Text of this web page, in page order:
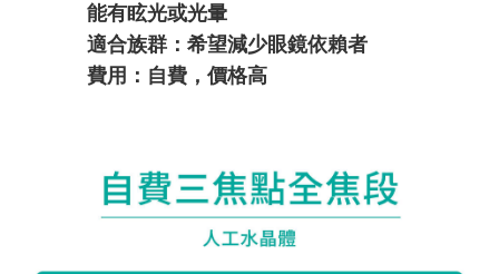
能有眩光或光暈
適合族群：希望減少眼鏡依賴者
費用：自費，價格高